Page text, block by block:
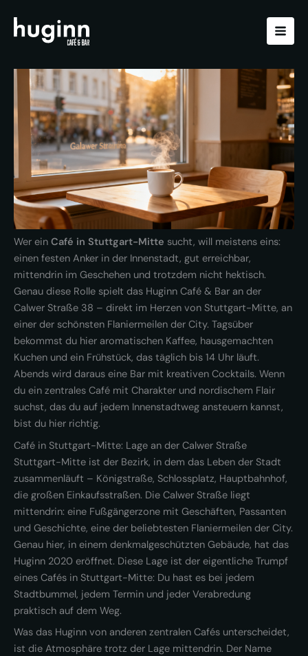
Inhalt
springen
Wer ein Café in Stuttgart-Mitte sucht, will meistens eins:
einen festen Anker in der Innenstadt, gut erreichbar,
mittendrin im Geschehen und trotzdem nicht hektisch.
Genau diese Rolle spielt das Huginn Café & Bar an der
Calwer Straße 38 – direkt im Herzen von Stuttgart-Mitte, an
einer der schönsten Flaniermeilen der City. Tagsüber
bekommst du hier aromatischen Kaffee, hausgemachten
Kuchen und ein Frühstück, das täglich bis 14 Uhr läuft.
Abends wird daraus eine Bar mit kreativen Cocktails. Wenn
du ein zentrales Café mit Charakter und nordischem Flair
suchst, das du auf jedem Innenstadtweg ansteuern kannst,
bist du hier richtig.
Café in Stuttgart-Mitte: Lage an der Calwer Straße
Stuttgart-Mitte ist der Bezirk, in dem das Leben der Stadt
zusammenläuft – Königstraße, Schlossplatz, Hauptbahnhof,
die großen Einkaufsstraßen. Die Calwer Straße liegt
mittendrin: eine Fußgängerzone mit Geschäften, Passanten
und Geschichte, eine der beliebtesten Flaniermeilen der City.
Genau hier, in einem denkmalgeschützten Gebäude, hat das
Huginn 2020 eröffnet. Diese Lage ist der eigentliche Trumpf
eines Cafés in Stuttgart-Mitte: Du hast es bei jedem
Stadtbummel, jedem Termin und jeder Verabredung
praktisch auf dem Weg.
Was das Huginn von anderen zentralen Cafés unterscheidet,
ist die Atmosphäre trotz der Lage mittendrin. Der Name